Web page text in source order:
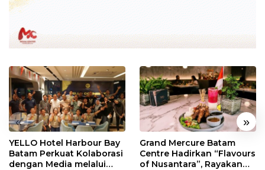
« »
YELLO Hotel Harbour Bay
Batam Perkuat Kolaborasi
dengan Media melalui
Grand Mercure Batam
Centre Hadirkan “Flavours
of Nusantara”, Rayakan